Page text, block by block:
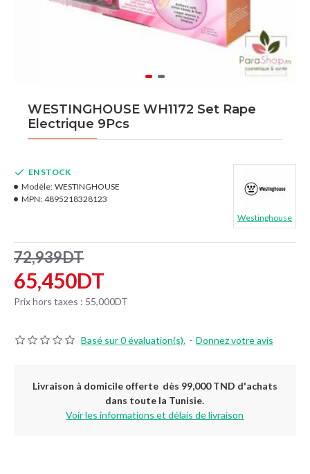
WESTINGHOUSE WH1172 Set Rape
Electrique 9Pcs
Basé sur 0 évaluation(s). - Donnez votre avis
65,450DT
72,939DT
Prix hors taxes : 55,000DT
EN STOCK
Modèle: WESTINGHOUSE
MPN: 4895218328123
Westinghouse
Livraison à domicile offerte dès 99,000 TND d'achats
dans toute la Tunisie.
Voir les informations et délais de livraison